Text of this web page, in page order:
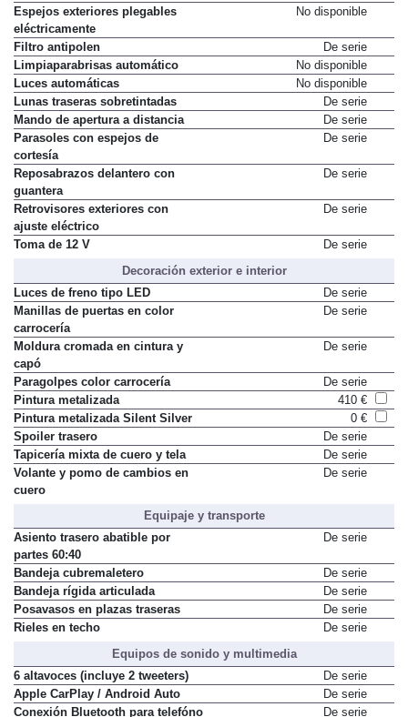
Elevalunas eléctricos traseros
De serie
Espejos exteriores plegables
eléctricamente
Filtro antipolen
De serie
Limpiaparabrisas automático
No disponible
Luces automáticas
No disponible
Lunas traseras sobretintadas
De serie
Mando de apertura a distancia
De serie
Parasoles con espejos de
cortesía
Reposabrazos delantero con
guantera
Retrovisores exteriores con
ajuste eléctrico
Decoración exterior e interior
Luces de freno tipo LED
De serie
Manillas de puertas en color
carrocería
Moldura cromada en cintura y
capó
Paragolpes color carrocería
De serie
Pintura metalizada
410 €
Pintura metalizada Silent Silver
0 €
Spoiler trasero
De serie
Tapicería mixta de cuero y tela
De serie
Volante y pomo de cambios en
Equipaje y transporte
Asiento trasero abatible por
partes 60:40
Bandeja cubremaletero
De serie
Bandeja rígida articulada
De serie
Posavasos en plazas traseras
De serie
Equipos de sonido y multimedia
6 altavoces (incluye 2 tweeters)
De serie
Apple CarPlay / Android Auto
De serie